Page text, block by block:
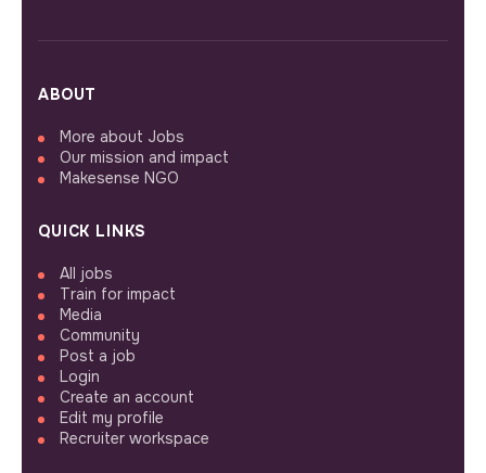
ABOUT
More about Jobs
Our mission and impact
Makesense NGO
QUICK LINKS
All jobs
Train for impact
Media
Community
Post a job
Login
Create an account
Edit my profile
Recruiter workspace